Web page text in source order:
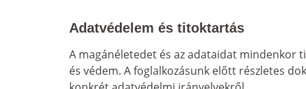
Adatvédelem és titoktartás
A magánéletedet és az adataidat mindenkor
és védem. A foglalkozásunk előtt részletes